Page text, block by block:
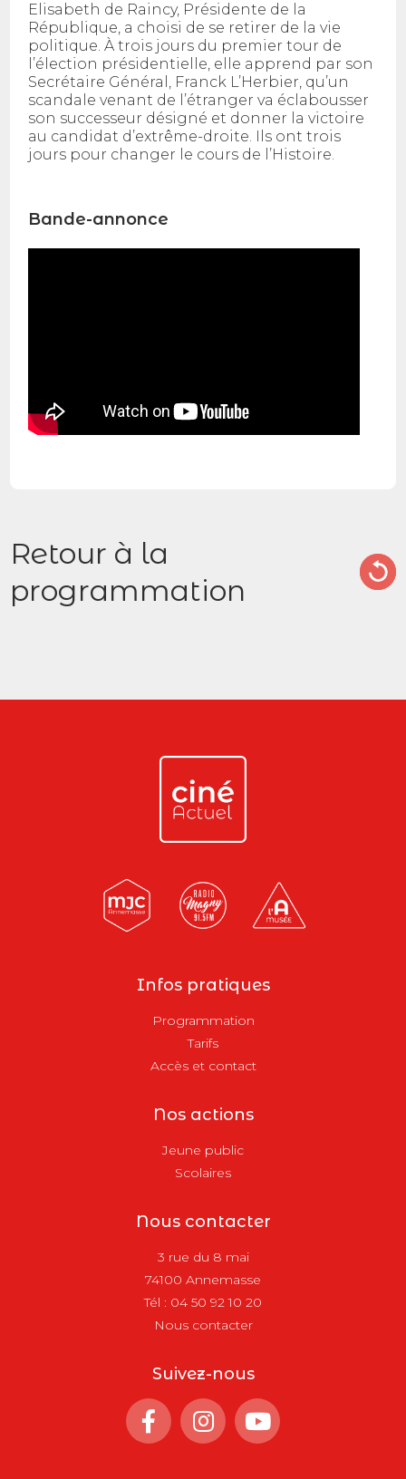
Elisabeth de Raincy, Présidente de la
République, a choisi de se retirer de la vie
politique. À trois jours du premier tour de
l’élection présidentielle, elle apprend par son
Secrétaire Général, Franck L’Herbier, qu’un
scandale venant de l’étranger va éclabousser
son successeur désigné et donner la victoire
au candidat d’extrême-droite. Ils ont trois
jours pour changer le cours de l’Histoire.
Bande-annonce
Retour à la
programmation
Infos pratiques
Programmation
Tarifs
Accès et contact
Nos actions
Jeune public
Scolaires
Nous contacter
3 rue du 8 mai
74100 Annemasse
Tél : 04 50 92 10 20
Nous contacter
Suivez-nous